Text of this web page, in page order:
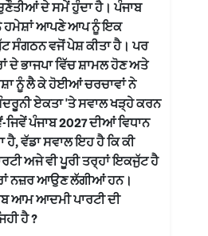
ਦੇ ਸਮੇਂ ਹੁੰਦਾ ਹੈ। ਪੰਜਾਬ
ਹਮੇਸ਼ਾਂ ਆਪਣੇ ਆਪ ਨੂੰ ਇਕ
ਸੰਗਠਨ ਵਜੋਂ ਪੇਸ਼ ਕੀਤਾ ਹੈ। ਪਰ
ਭਾਜਪਾ ਵਿੱਚ ਸ਼ਾਮਲ ਹੋਣ ਅਤੇ
ਨੂੰ ਲੈ ਕੇ ਹੋਈਆਂ ਚਰਚਾਵਾਂ ਨੇ
ਏਕਤਾ 'ਤੇ ਸਵਾਲ ਖੜ੍ਹੇ ਕਰਨ
ਜਿਵੇਂ ਪੰਜਾਬ 2027 ਦੀਆਂ ਵਿਧਾਨ
ਹੈ, ਵੱਡਾ ਸਵਾਲ ਇਹ ਹੈ ਕਿ ਕੀ
ਅਜੇ ਵੀ ਪੂਰੀ ਤਰ੍ਹਾਂ ਇਕਜੁੱਟ ਹੈ
ਨਜ਼ਰ ਆਉਣ ਲੱਗੀਆਂ ਹਨ।
ਆਮ ਆਦਮੀ ਪਾਰਟੀ ਦੀ
ਹੈ ?